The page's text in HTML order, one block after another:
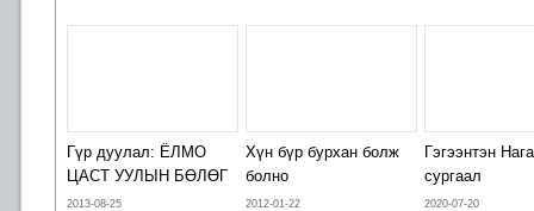
Гүр дуулал: ЁЛМО
ЦАСТ УУЛЫН БӨЛӨГ
2013-08-25
Хүн бүр бурхан болж
болно
2012-01-22
Гэгээнтэн
сургаал
2020-07-20